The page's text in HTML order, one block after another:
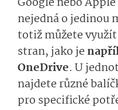
nejedná o jedinou
totiž můžete
stran, jako je
OneDrive. U
najdete různé
pro specifické